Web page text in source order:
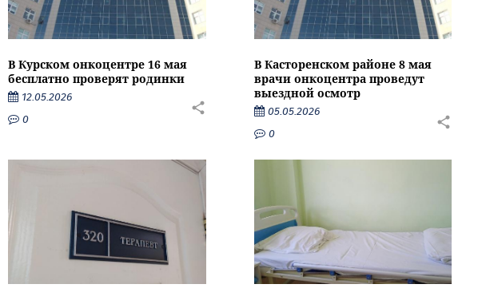
В Курском онкоцентре 16 мая
бесплатно проверят родинки
12.05.2026
0
В Касторенском районе 8 мая
врачи онкоцентра проведут
выездной осмотр
05.05.2026
0